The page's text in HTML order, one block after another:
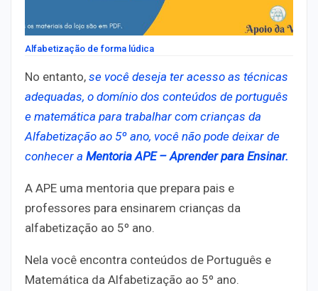
Alfabetização de forma lúdica
No entanto, se você deseja ter acesso as técnicas
adequadas, o domínio dos conteúdos de português
e matemática para trabalhar com crianças da
Alfabetização ao 5º ano, você não pode deixar de
conhecer a Mentoria APE – Aprender para Ensinar.
A APE uma mentoria que prepara pais e
professores para ensinarem crianças da
alfabetização ao 5º ano.
Nela você encontra conteúdos de Português e
Matemática da Alfabetização ao 5º ano.